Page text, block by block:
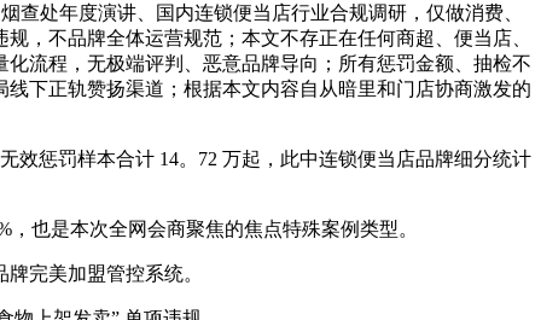
处年度演讲、国内连锁便当店行业合规调研，仅做消费、
，不品牌全体运营规范；本文不存正在任何商超、便当店、
流程，无极端评判、恶意品牌导向；所有惩罚金额、抽检不
下正轨赞扬渠道；根据本文内容自从暗里和门店协商激发的
惩罚样本合计 14。72 万起，此中连锁便当店品牌细分统计
也是本次全网会商聚焦的焦点特殊案例类型。
完美加盟管控系统。